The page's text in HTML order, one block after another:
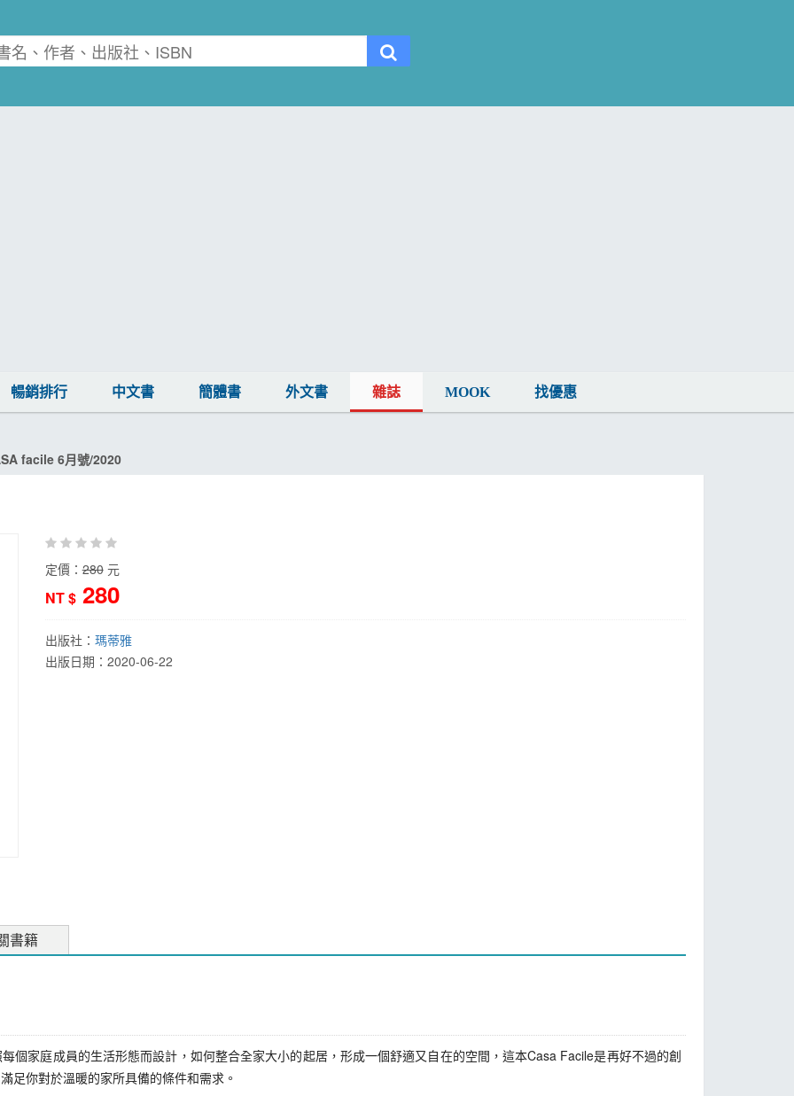
暢銷排行 中文書 簡體書 外文書 雜誌 MOOK 找優惠
facile 6月號/2020
定價：280元
NT $280
出版社： 瑪蒂雅
出版日期： 2020-06-22
書籍
家庭成員的生活形態而設計，如何整合全家大小的起居，形成一個舒適又自在的空間，這本Casa Facile是再好不過的創
足你對於溫暖的家所具備的條件和需求。